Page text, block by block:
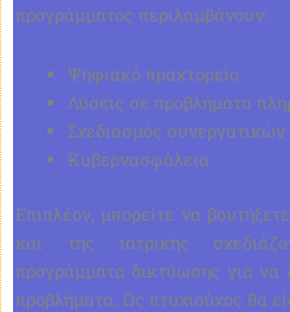
προγράμματος περιλαμβάνουν:
Ψηφιακό πρακτορείο
Λύσεις σε προβλήματα
Σχεδιασμός
Κυβερνασφάλεια
Επιπλέον, μπορείτε να
και της ιατρικής
προγράμματα δικτύωσης για να
προβλήματα. Ως πτυχιούχος θα